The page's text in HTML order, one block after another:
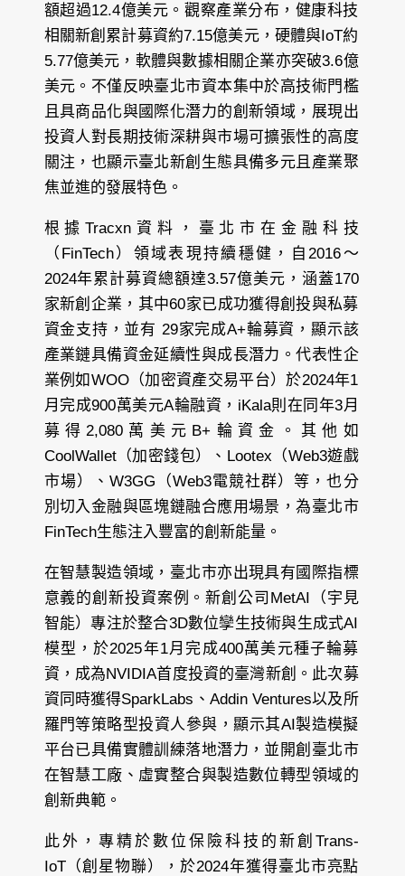
額超過12.4億美元。觀察產業分布，健康科技
相關新創累計募資約7.15億美元，硬體與IoT約
5.77億美元，軟體與數據相關企業亦突破3.6億
美元。不僅反映臺北市資本集中於高技術門檻
且具商品化與國際化潛力的創新領域，展現出
投資人對長期技術深耕與市場可擴張性的高度
關注，也顯示臺北新創生態具備多元且產業聚
焦並進的發展特色。
根據Tracxn資料，臺北市在金融科技
（FinTech）領域表現持續穩健，自2016～
2024年累計募資總額達3.57億美元，涵蓋170
家新創企業，其中60家已成功獲得創投與私募
資金支持，並有 29家完成A+輪募資，顯示該
產業鏈具備資金延續性與成長潛力。代表性企
業例如WOO（加密資產交易平台）於2024年1
月完成900萬美元A輪融資，iKala則在同年3月
募得2,080萬美元B+輪資金。其他如
CoolWallet（加密錢包）、Lootex（Web3遊戲
市場）、W3GG（Web3電競社群）等，也分
別切入金融與區塊鏈融合應用場景，為臺北市
FinTech生態注入豐富的創新能量。
在智慧製造領域，臺北市亦出現具有國際指標
意義的創新投資案例。新創公司MetAI（宇見
智能）專注於整合3D數位孿生技術與生成式AI
模型，於2025年1月完成400萬美元種子輪募
資，成為NVIDIA首度投資的臺灣新創。此次募
資同時獲得SparkLabs、Addin Ventures以及所
羅門等策略型投資人參與，顯示其AI製造模擬
平台已具備實體訓練落地潛力，並開創臺北市
在智慧工廠、虛實整合與製造數位轉型領域的
創新典範。
此外，專精於數位保險科技的新創Trans-
IoT（創星物聯），於2024年獲得臺北市亮點